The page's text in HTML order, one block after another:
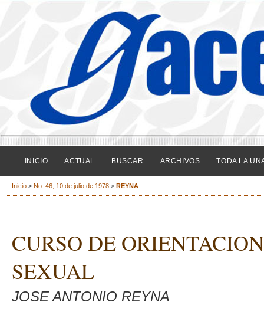
INICIO ACTUAL BUSCAR ARCHIVOS TODA LA
Inicio > No. 46, 10 de julio de 1978 > REYNA
CURSO DE
SEXUAL
JOSE ANTONIO REYNA